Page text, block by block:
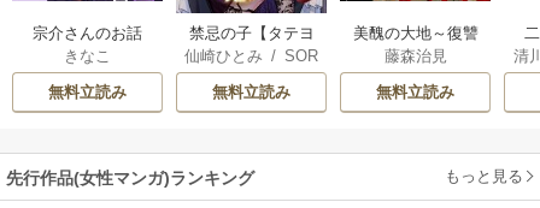
宗介さんのお話
きなこ
無料立読み
禁忌の子【タテヨ
ミ】
仙崎ひとみ /SOR
AJIMA
無料立読み
美醜の大地～復讐
のために顔を捨て
た女～（分冊版）
藤森治見
無料立読み
は
清
先行作品(女性マンガ)ランキング もっと見る